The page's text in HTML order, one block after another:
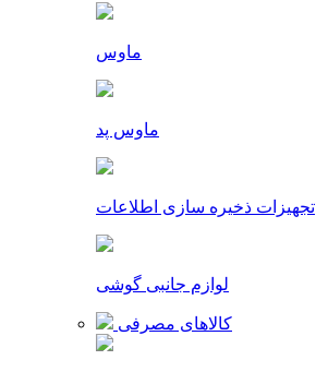
ماوس
ماوس پد
تجهیزات ذخیره سازی اطلاعات
لوازم جانبی گوشی
کالاهای مصرفی